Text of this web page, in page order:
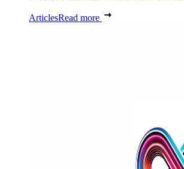
ArticlesRead more